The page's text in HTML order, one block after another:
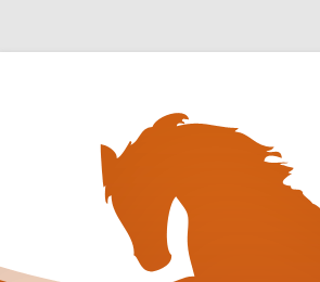
Přejít